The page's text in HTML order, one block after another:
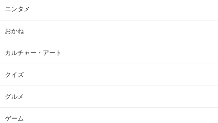
エンタメ
おかね
カルチャー・アート
クイズ
グルメ
ゲーム